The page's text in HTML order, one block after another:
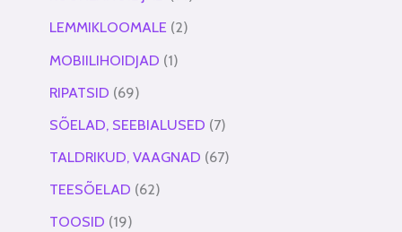
LEMMIKLOOMALE 2
MOBIILIHOIDJAD 1
RIPATSID 69
SÕELAD, SEEBIALUSED 7
TALDRIKUD, VAAGNAD 67
TEESÕELAD 62
TOOSID 19